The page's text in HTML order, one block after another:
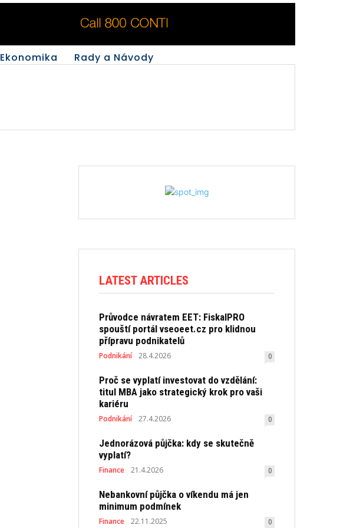
Ekonomika Rady a Návody
LATEST ARTICLES
Průvodce návratem EET: FiskalPRO
spouští portál vseoeet.cz pro klidnou
přípravu podnikatelů
Podnikání 28.4.2026 0
Proč se vyplatí investovat do vzdělání:
titul MBA jako strategický krok pro vaši
kariéru
Podnikání 27.4.2026 0
Jednorázová půjčka: kdy se skutečně
vyplatí?
Finance 21.4.2026 0
Nebankovní půjčka o víkendu má jen
minimum podmínek
Finance 22.11.2025 0